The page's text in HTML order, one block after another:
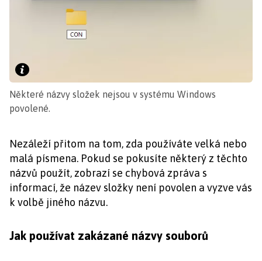
Některé názvy složek nejsou v systému Windows
povolené.
Nezáleží přitom na tom, zda používáte velká nebo
malá písmena. Pokud se pokusíte některý z těchto
názvů použít, zobrazí se chybová zpráva s
informací, že název složky není povolen a vyzve vás
k volbě jiného názvu.
Jak používat zakázané názvy souborů